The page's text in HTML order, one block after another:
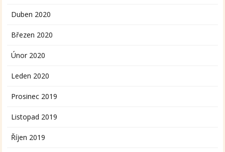
Duben 2020
Březen 2020
Únor 2020
Leden 2020
Prosinec 2019
Listopad 2019
Říjen 2019